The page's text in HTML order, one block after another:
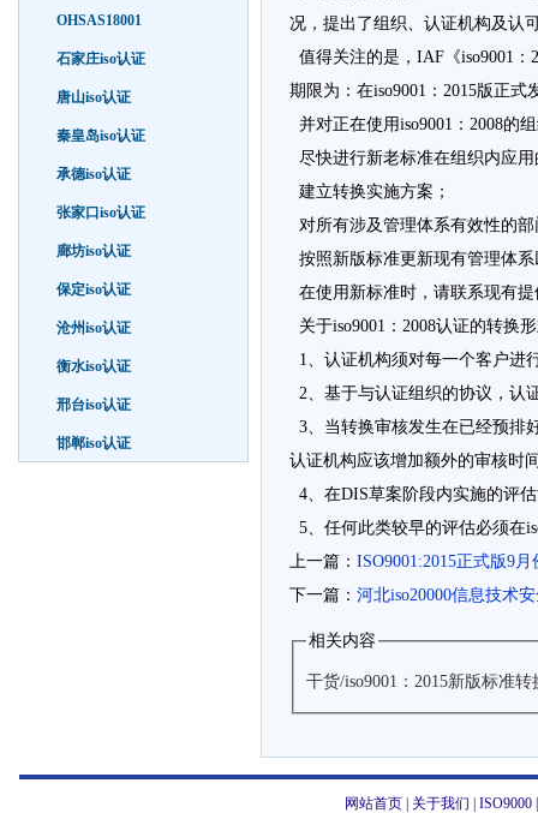
OHSAS18001
石家庄iso认证
唐山iso认证
秦皇岛iso认证
承德iso认证
张家口iso认证
廊坊iso认证
保定iso认证
沧州iso认证
衡水iso认证
邢台iso认证
邯郸iso认证
况，提出了组织、认证机构及认
值得关注的是，IAF《iso9001
期限为：在iso9001：2015版正
并对正在使用iso9001：2008的
尽快进行新老标准在组织内应
建立转换实施方案；
对所有涉及管理体系有效性的
按照新版标准更新现有管理体
在使用新标准时，请联系现有
关于iso9001：2008认证的转换
1、认证机构须对每一个客户进
2、基于与认证组织的协议，认
3、当转换审核发生在已经预排
认证机构应该增加额外的审核时
4、在DIS草案阶段内实施的评
5、任何此类较早的评估必须在
上一篇： ISO9001:2015正式版9
下一篇： 河北iso20000信息技术
相关内容
干货/iso9001：2015新版标准
网站首页| 关于我们 ISO9000